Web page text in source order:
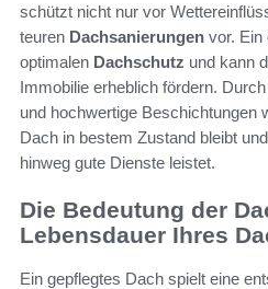
schützt nicht nur vor
teuren Dachsanierungen vor. Ein
optimalen Dachschutz und kann
Immobilie erheblich fördern.
und hochwertige Beschichtungen
Dach in bestem Zustand bleibt
hinweg gute Dienste leistet.
Die Bedeutung der
Lebensdauer Ihres
Ein gepflegtes Dach spielt eine